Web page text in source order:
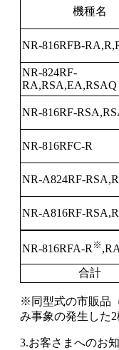
機種名
NR-816RFB-
NR-824RF-
RA,RSA,EA,RSAQ
NR-816RF-
NR-816RFC-R
NR-A824RF-RSA,R
NR-A816RF-RSA,R
NR-816RFA-R※
合計
※同型式の市販品
み事象の発生した
3.お客さまへのお